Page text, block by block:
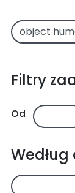
Filtry
Od